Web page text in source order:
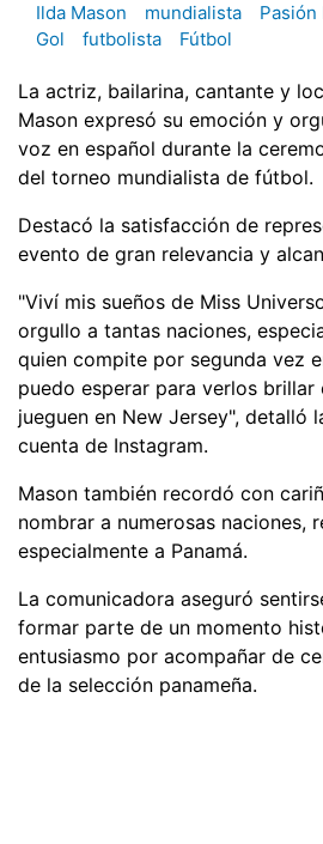
Ilda Mason mundialista
Gol
futbolista Fútbol
La actriz, bailarina, cantante y
Mason expresó su emoción y
voz en español durante la
del torneo mundialista de fútbol.
Destacó la satisfacción de
evento de gran relevancia y
"Viví mis sueños de Miss
orgullo a tantas naciones,
quien compite por segunda vez
puedo esperar para verlos brillar
jueguen en New Jersey", detalló
cuenta de Instagram.
Mason también recordó con
nombrar a numerosas naciones,
especialmente a Panamá.
La comunicadora aseguró
formar parte de un momento
entusiasmo por acompañar de
de la selección panameña.